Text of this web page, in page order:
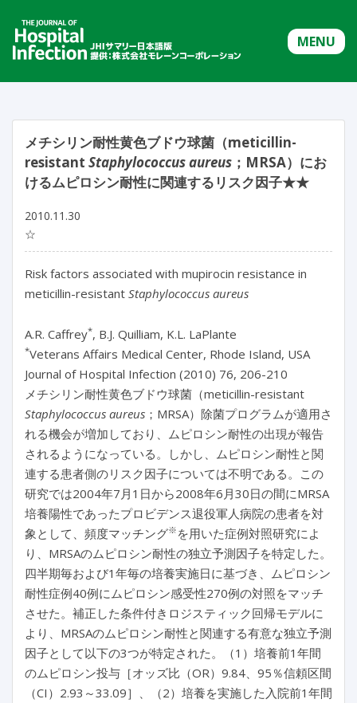
MENU
メチシリン耐性黄色ブドウ球菌（meticillin-
resistant Staphylococcus aureus ；MRSA）にお
けるムピロシン耐性に関連するリスク因子★★
2010.11.30
☆
Risk factors associated with mupirocin resistance in
meticillin-resistant Staphylococcus aureus
A.R. Caffrey*, B.J. Quilliam, K.L. LaPlante
*Veterans Affairs Medical Center, Rhode Island, USA
Journal of Hospital Infection (2010) 76, 206-210
メチシリン耐性黄色ブドウ球菌（meticillin-resistant
Staphylococcus aureus ；MRSA）除菌プログラムが適用さ
れる機会が増加しており、ムピロシン耐性の出現が報告
されるようになっている。しかし、ムピロシン耐性と関
連する患者側のリスク因子については不明である。この
研究では2004年7月1日から2008年6月30日の間にMRSA
培養陽性であったプロビデンス退役軍人病院の患者を対
象として、頻度マッチング※ を用いた症例対照研究によ
り、MRSAのムピロシン耐性の独立予測因子を特定した。
四半期毎および1年毎の培養実施日に基づき、ムピロシン
耐性症例40例にムピロシン感受性270例の対照をマッチ
させた。補正した条件付きロジスティック回帰モデルに
より、MRSAのムピロシン耐性と関連する有意な独立予測
因子として以下の3つが特定された。（1）培養前1年間
のムピロシン投与［オッズ比（OR）9.84、95％信頼区間
（CI）2.93～33.09］、（2）培養を実施した入院前1年間